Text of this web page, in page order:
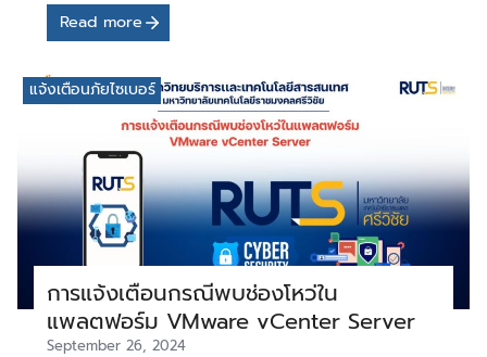
Read more
แจ้งเตือนภัยไซเบอร์
การแจ้งเตือนกรณีพบช่องโหว่ใน
แพลตฟอร์ม VMware vCenter Server
September 26, 2024